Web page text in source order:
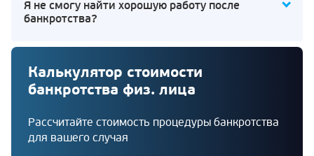
Я не смогу найти хорошую работу после
банкротства?
Калькулятор стоимости
банкротства физ. лица
Рассчитайте стоимость процедуры банкротства
для вашего случая